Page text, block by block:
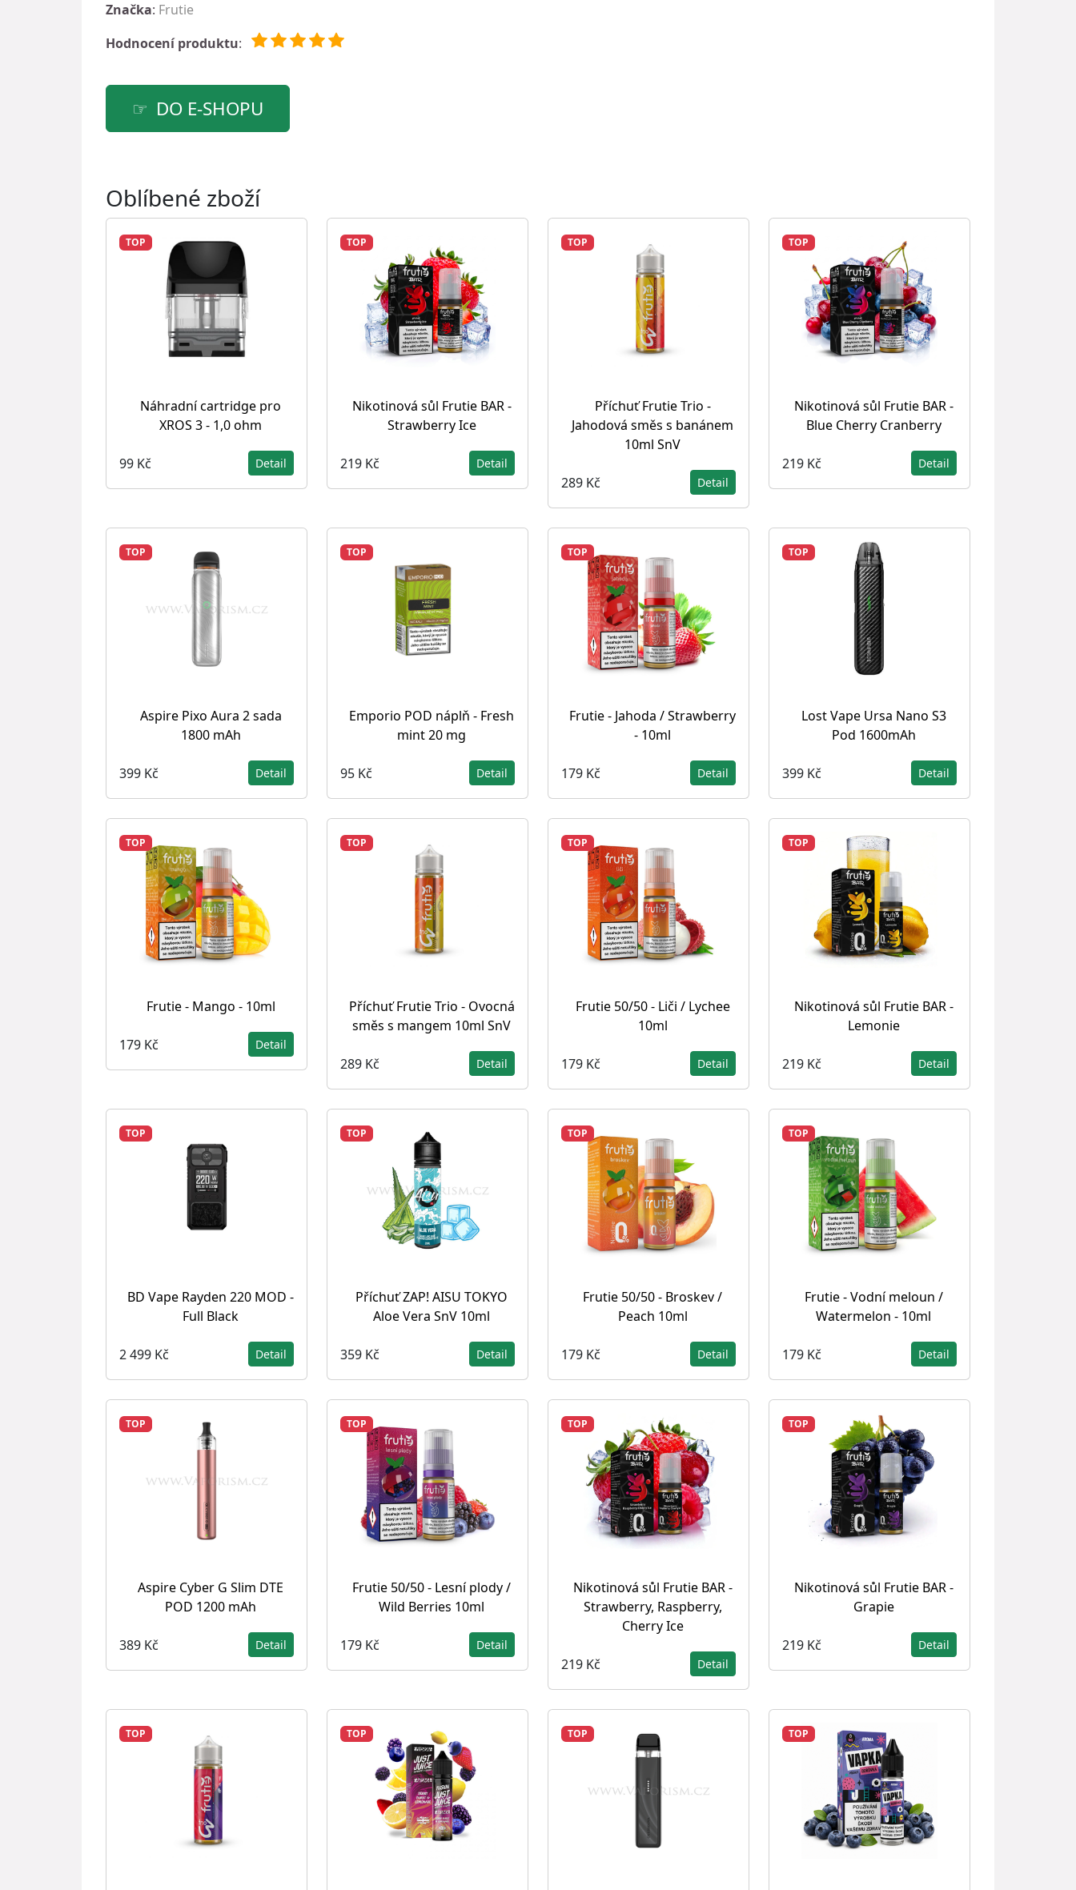
Značka: Frutie
Hodnocení produktu:
DO E-SHOPU
Oblíbené zboží
TOP
Náhradní cartridge pro
XROS 3 - 1,0 ohm
99 Kč Detail
TOP
Nikotinová sůl Frutie BAR -
Strawberry Ice
219 Kč Detail
TOP
Příchuť Frutie Trio -
Jahodová směs s banánem
10ml SnV
289 Kč Detail
TOP
Nikotinová sůl Frutie BAR -
Blue Cherry Cranberry
219 Kč Detail
TOP
Aspire Pixo Aura 2 sada
1800 mAh
399 Kč Detail
TOP
Emporio POD náplň - Fresh
mint 20 mg
95 Kč Detail
TOP
Frutie - Jahoda / Strawberry
- 10ml
179 Kč Detail
TOP
Lost Vape Ursa Nano S3
Pod 1600mAh
399 Kč Detail
TOP
Frutie - Mango - 10ml
179 Kč Detail
TOP
Příchuť Frutie Trio - Ovocná
směs s mangem 10ml SnV
289 Kč Detail
TOP
Frutie 50/50 - Liči / Lychee
10ml
179 Kč Detail
TOP
Nikotinová sůl Frutie BAR -
Lemonie
219 Kč Detail
TOP
BD Vape Rayden 220 MOD -
Full Black
2 499 Kč Detail
TOP
Příchuť ZAP! AISU TOKYO
Aloe Vera SnV 10ml
359 Kč Detail
TOP
Frutie 50/50 - Broskev /
Peach 10ml
179 Kč Detail
TOP
Frutie - Vodní meloun /
Watermelon - 10ml
179 Kč Detail
TOP
Aspire Cyber G Slim DTE
POD 1200 mAh
389 Kč Detail
TOP
Frutie 50/50 - Lesní plody /
Wild Berries 10ml
179 Kč Detail
TOP
Nikotinová sůl Frutie BAR -
Strawberry, Raspberry,
Cherry Ice
219 Kč Detail
TOP
Nikotinová sůl Frutie BAR -
Grapie
219 Kč Detail
TOP TOP TOP TOP